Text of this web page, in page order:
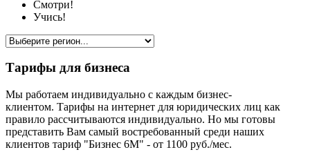
Смотри!
Учись!
Тарифы для бизнеса
Мы работаем индивидуально с каждым бизнес-
клиентом. Тарифы на интернет для юридических лиц как
правило рассчитываются индивидуально. Но мы готовы
представить Вам самый востребованный среди наших
клиентов тариф "Бизнес 6М" - от 1100 руб./мес.